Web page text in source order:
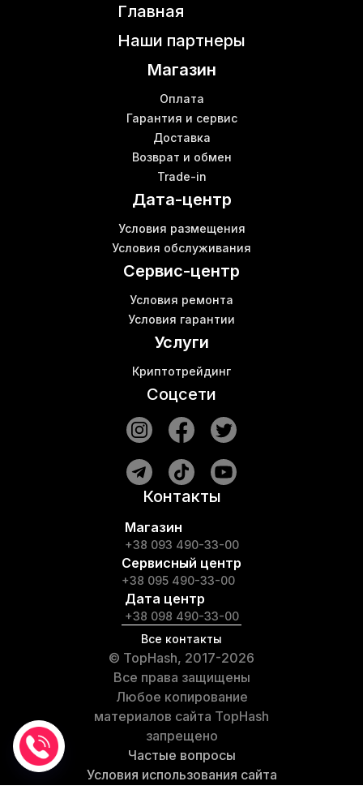
Аппаратный криптокошелек
Система майнинга
Главная
Наши партнеры
Магазин
Оплата
Гарантия и сервис
Доставка
Возврат и обмен
Trade-in
Дата-центр
Условия размещения
Условия обслуживания
Сервис-центр
Условия ремонта
Условия гарантии
Услуги
Криптотрейдинг
Соцсети
Контакты
Магазин
+38 093 490-33-00
Сервисный центр
+38 095 490-33-00
Дата центр
+38 098 490-33-00
Все контакты
© TopHash, 2017-2026
Все права защищены
Любое копирование
материалов сайта TopHash
запрещено
Частые вопросы
Условия использования сайта